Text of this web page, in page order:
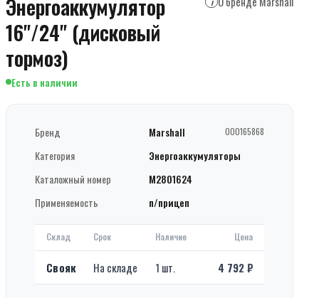
Энергоаккумулятор
16"/24" (дисковый
тормоз)
Есть в наличии
Бренд Marshall 000165868
Категория
Энергоаккумуляторы
Каталожный номер
M2801624
Применяемость
п/прицеп
Склад Срок Наличие Цена
Свояк На складе 1 шт. 4 792 ₽